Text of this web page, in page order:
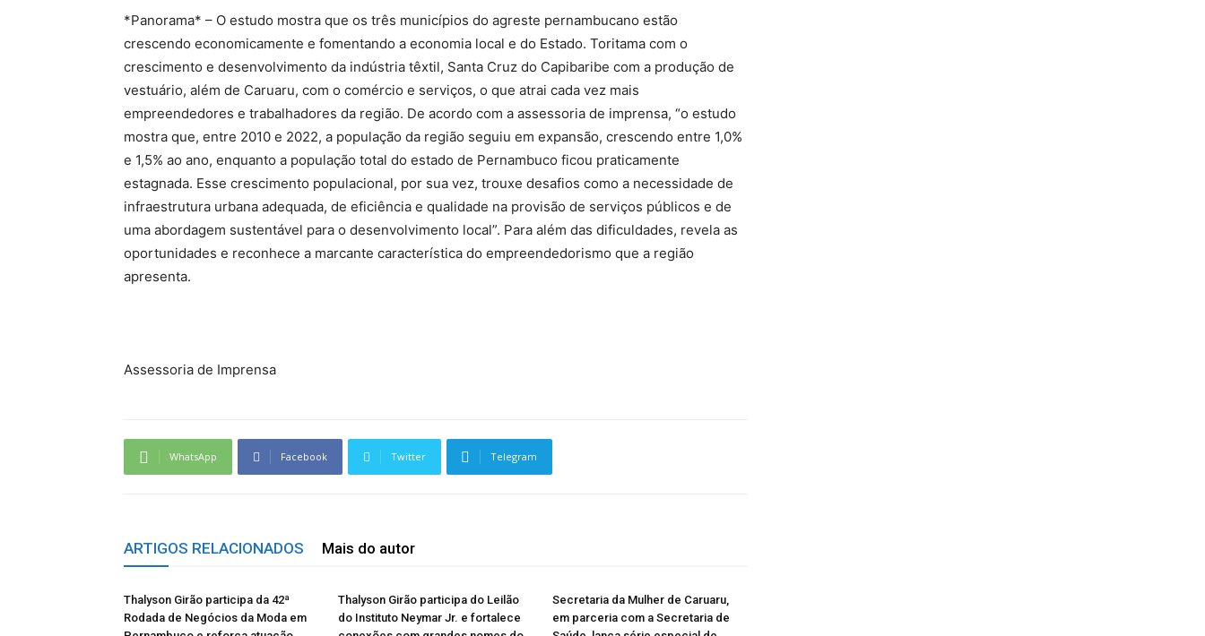
*Panorama* – O estudo mostra que os três municípios do agreste pernambucano estão
crescendo economicamente e fomentando a economia local e do Estado. Toritama com o
crescimento e desenvolvimento da indústria têxtil, Santa Cruz do Capibaribe com a produção de
vestuário, além de Caruaru, com o comércio e serviços, o que atrai cada vez mais
empreendedores e trabalhadores da região. De acordo com a assessoria de imprensa, “o estudo
mostra que, entre 2010 e 2022, a população da região seguiu em expansão, crescendo entre 1,0%
e 1,5% ao ano, enquanto a população total do estado de Pernambuco ficou praticamente
estagnada. Esse crescimento populacional, por sua vez, trouxe desafios como a necessidade de
infraestrutura urbana adequada, de eficiência e qualidade na provisão de serviços públicos e de
uma abordagem sustentável para o desenvolvimento local”. Para além das dificuldades, revela as
oportunidades e reconhece a marcante característica do empreendedorismo que a região
apresenta.
Assessoria de Imprensa
WhatsApp Facebook Twitter Telegram
ARTIGOS RELACIONADOS Mais do autor
Thalyson Girão participa da 42ª
Rodada de Negócios da Moda em
Thalyson Girão participa do Leilão
do Instituto Neymar Jr. e fortalece
Secretaria da Mulher de Caruaru,
em parceria com a Secretaria de